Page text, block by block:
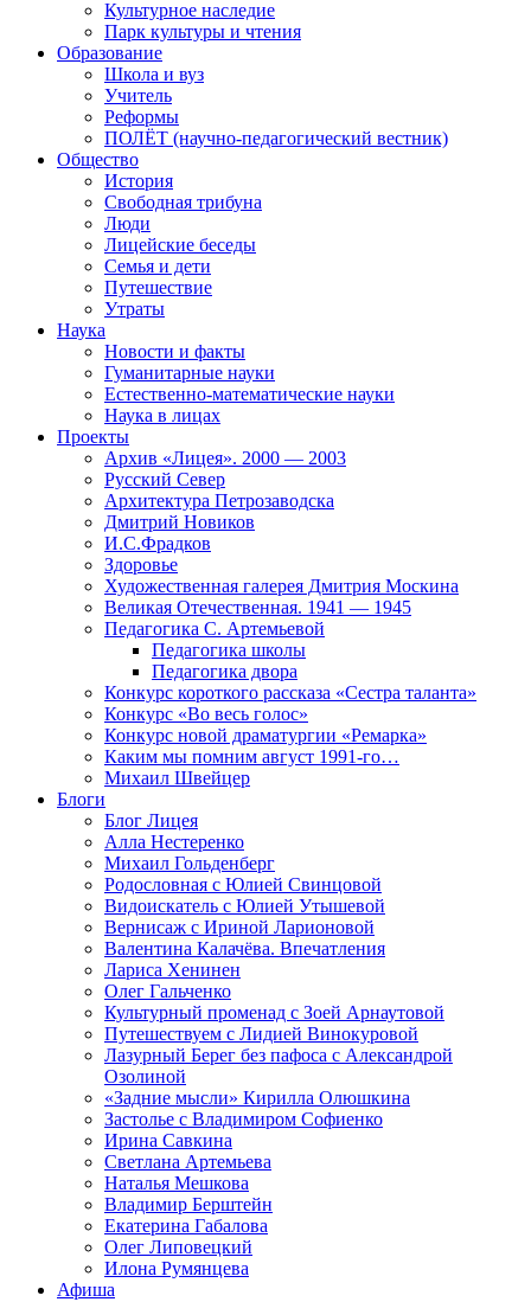
Культурное наследие
Парк культуры и чтения
Образование
Школа и вуз
Учитель
Реформы
ПОЛЁТ (научно-педагогический вестник)
Общество
История
Свободная трибуна
Люди
Лицейские беседы
Семья и дети
Путешествие
Утраты
Наука
Новости и факты
Гуманитарные науки
Естественно-математические науки
Наука в лицах
Проекты
Архив «Лицея». 2000 — 2003
Русский Север
Архитектура Петрозаводска
Дмитрий Новиков
И.С.Фрадков
Здоровье
Художественная галерея Дмитрия Москина
Великая Отечественная. 1941 — 1945
Педагогика С. Артемьевой
Педагогика школы
Педагогика двора
Конкурс короткого рассказа «Сестра таланта»
Конкурс «Во весь голос»
Конкурс новой драматургии «Ремарка»
Каким мы помним август 1991-го…
Михаил Швейцер
Блоги
Блог Лицея
Алла Нестеренко
Михаил Гольденберг
Родословная с Юлией Свинцовой
Видоискатель с Юлией Утышевой
Вернисаж с Ириной Ларионовой
Валентина Калачёва. Впечатления
Лариса Хенинен
Олег Гальченко
Культурный променад с Зоей Арнаутовой
Путешествуем с Лидией Винокуровой
Лазурный Берег без пафоса с Александрой
Озолиной
«Задние мысли» Кирилла Олюшкина
Застолье с Владимиром Софиенко
Ирина Савкина
Светлана Артемьева
Наталья Мешкова
Владимир Берштейн
Екатерина Габалова
Олег Липовецкий
Илона Румянцева
Афиша